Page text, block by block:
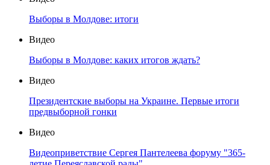
Выборы в Молдове: итоги
Видео
Выборы в Молдове: каких итогов ждать?
Видео
Президентские выборы на Украине. Первые итоги
предвыборной гонки
Видео
Видеоприветствие Сергея Пантелеева форуму "365-